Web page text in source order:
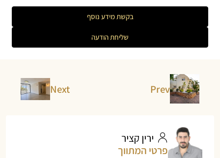
בקשת מידע נוסף
שליחת הודעה
Prev
Next
ירין קציר
פרטי המתווך